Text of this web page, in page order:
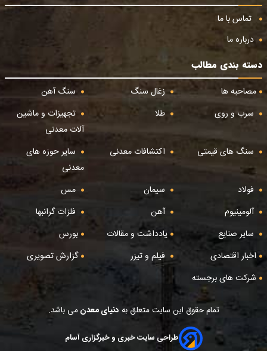
تماس با ما
درباره ما
دسته بندی مطالب
مصاحبه ها
زغال سنگ
سنگ آهن
سرب و روی
طلا
تجهیزات و ماشین
آلات معدنی
سنگ های قیمتی
اکتشافات معدنی
سایر حوزه های
معدنی
فولاد
سیمان
مس
آلومینیوم
آهن
فلزات گرانبها
سایر صنایع
یادداشت و مقالات
بورس
اخبار اقتصادی
فیلم و تیزر
گزارش تصویری
شرکت های برجسته
تمام حقوق این سایت متعلق به دنیای معدنمی باشد.
طراحی سایت خبری و خبرگزاری آسام